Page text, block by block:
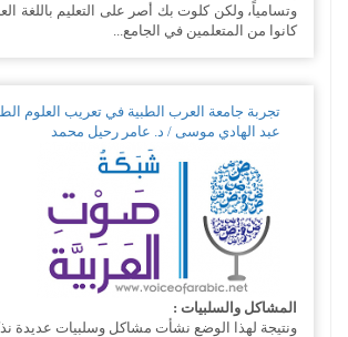
وتسامياً، ولكن كلوت بك أصر على التعليم باللغة
كانوا من المتعلمين في الجامع...
تجربة جامعة العرب الطبية في تعريب العلوم
عبد الهادي موسى / د. عامر رحيل محمد
المشاكل والسلبيات :
ونتيجة لهذا الوضع نشأت مشاكل وسلبيات عديدة